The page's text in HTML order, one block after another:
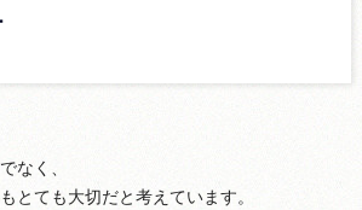
なく、
とても大切だと考えています。